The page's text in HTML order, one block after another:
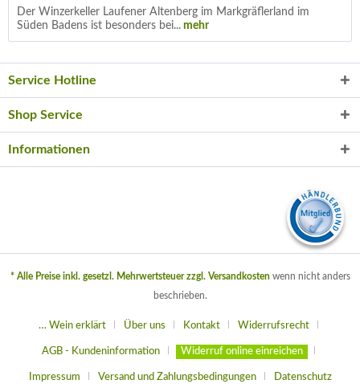
Der Winzerkeller Laufener Altenberg im Markgräflerland im
Süden Badens ist besonders bei... mehr
Service Hotline
Shop Service
Informationen
* Alle Preise inkl. gesetzl. Mehrwertsteuer zzgl. Versandkostenwenn nicht anders
beschrieben.
… Wein erklärt Über uns Kontakt Widerrufsrecht
AGB - Kundeninformation Widerruf online einreichen
Impressum Versand und Zahlungsbedingungen Datenschutz